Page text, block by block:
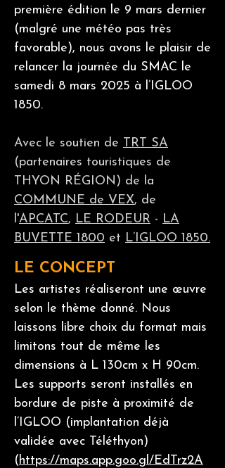
première édition le 9 mars dernier
(malgré une météo pas très
favorable), nous avons le plaisir de
relancer la journée du SMAC le
samedi 8 mars 2025 à l’IGLOO
1850.
Avec le soutien de TRT SA
(partenaires touristiques de
THYON RÉGION) de la
COMMUNE de VEX, de
l'APCATC, LE RODEUR - LA
BUVETTE 1800 et L’IGLOO 1850.
LE CONCEPT
Les artistes réaliseront une œuvre
selon le thème donné. Nous
laissons libre choix du format mais
limitons tout de même les
dimensions à L 130cm x H 90cm.
Les supports seront installés en
bordure de piste à proximité de
l’IGLOO (implantation déjà
validée avec Téléthyon)
(https://maps.app.goo.gl/EdTrz2A